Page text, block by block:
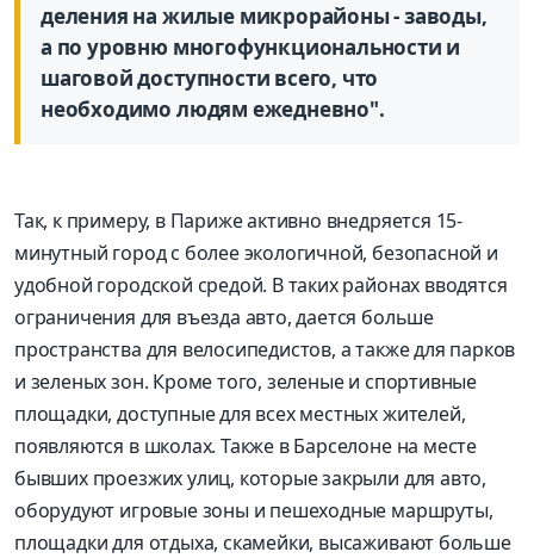
деления на жилые микрорайоны - заводы,
а по уровню многофункциональности и
шаговой доступности всего, что
необходимо людям ежедневно".
Так, к примеру, в Париже активно внедряется 15-
минутный город с более экологичной, безопасной и
удобной городской средой. В таких районах вводятся
ограничения для въезда авто, дается больше
пространства для велосипедистов, а также для парков
и зеленых зон. Кроме того, зеленые и спортивные
площадки, доступные для всех местных жителей,
появляются в школах. Также в Барселоне на месте
бывших проезжих улиц, которые закрыли для авто,
оборудуют игровые зоны и пешеходные маршруты,
площадки для отдыха, скамейки, высаживают больше